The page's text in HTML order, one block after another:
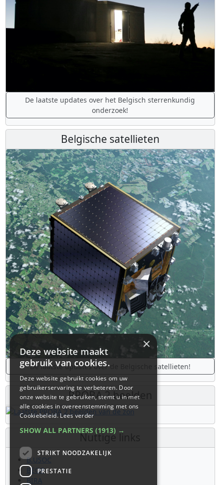
De laatste updates over het Belgisch sterrenkundig
onderzoek!
Belgische satellieten
De laatste updates over de Belgische satellieten!
PROBA 2 beelden
Nuttige links
B.USOC
BEOP
BIRA
×
Deze website maakt
gebruik van cookies.
Deze website gebruikt cookies om uw
gebruikerservaring te verbeteren. Door
onze website te gebruiken, stemt u in met
alle cookies in overeenstemming met ons
Cookiebeleid.Lees verder
SHOW ALL PARTNERS (1913) →
STRIKT NOODZAKELIJK
PRESTATIE